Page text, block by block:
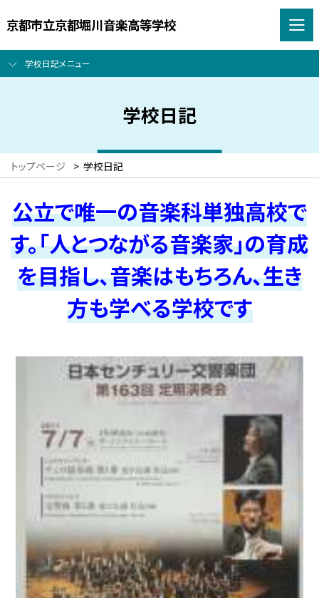
京都市立京都堀川音楽高等学校
学校日記メニュー
学校日記
トップページ > 学校日記
公立で唯一の音楽科単独高校で
す。「人とつながる音楽家」の育成
を目指し、音楽はもちろん、生き
方も学べる学校です